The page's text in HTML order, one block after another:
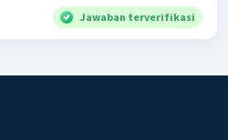
Tx c. Menurunkan G,
Jawaban terverifikasi